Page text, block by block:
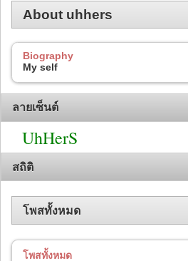
About uhhers
Biography
My self
ลายเซ็นต์
UhHerS
สถิติ
โพสทั้งหมด
โพสทั้งหมด